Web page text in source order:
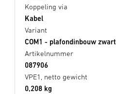
Koppeling via
Kabel
Variant
COM1 - plafondinbouw zwart
Artikelnummer
087906
VPE1, netto gewicht
0,208 kg